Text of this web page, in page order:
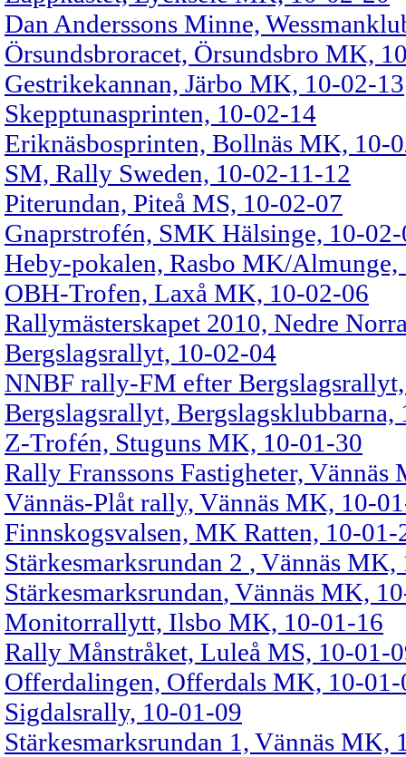
Dan Anderssons Minne,
Örsundsbroracet, Örsundsbro MK,
Gestrikekannan, Järbo MK, 10-02-13
Skepptunasprinten, 10-02-14
Eriknäsbosprinten, Bollnäs MK, 10-
SM, Rally Sweden, 10-02-11-12
Piterundan, Piteå MS, 10-02-07
Gnaprstrofén, SMK Hälsinge, 10-
Heby-pokalen, Rasbo MK/Almunge,
OBH-Trofen, Laxå MK, 10-02-06
Rallymästerskapet 2010, Nedre
Bergslagsrallyt, 10-02-04
NNBF rally-FM efter
Bergslagsrallyt, Bergslagsklubbarna,
Z-Trofén, Stuguns MK, 10-01-30
Rally Franssons Fastigheter,
Vännäs-Plåt rally, Vännäs MK, 10-
Finnskogsvalsen, MK Ratten, 10-01-
Stärkesmarksrundan 2 , Vännäs
Stärkesmarksrundan, Vännäs MK,
Monitorrallytt, Ilsbo MK, 10-01-16
Rally Månstråket, Luleå MS, 10-01-
Offerdalingen, Offerdals MK, 10-01-
Sigdalsrally, 10-01-09
Stärkesmarksrundan 1, Vännäs MK,